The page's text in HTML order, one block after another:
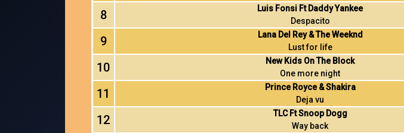
8
Luis Fonsi Ft Daddy Yankee
Despacito
9
Lana Del Rey & The Weeknd
Lust for life
10
New Kids On The Block
One more night
11
Prince Royce & Shakira
Deja vu
12
TLC Ft Snoop Dogg
Way back